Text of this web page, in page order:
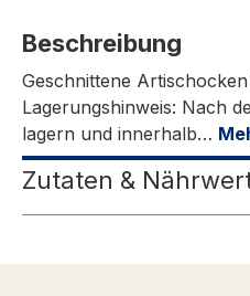
Beschreibung
Geschnittene
Lagerungshinweis: Nach
lagern und innerhalb…
Zutaten &